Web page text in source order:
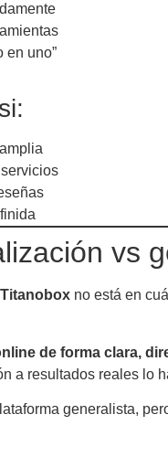
en uno”
vs
Titanobox no está en
de forma clara,
a resultados reales lo
generalista,